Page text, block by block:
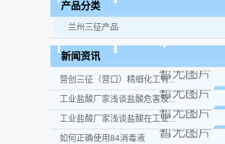
产品分类
兰州三征产品
新闻资讯
营创三征（营口）精细化工有...
工业盐酸厂家浅谈盐酸危害及...
工业盐酸厂家浅谈盐酸在工业...
如何正确使用84消毒液